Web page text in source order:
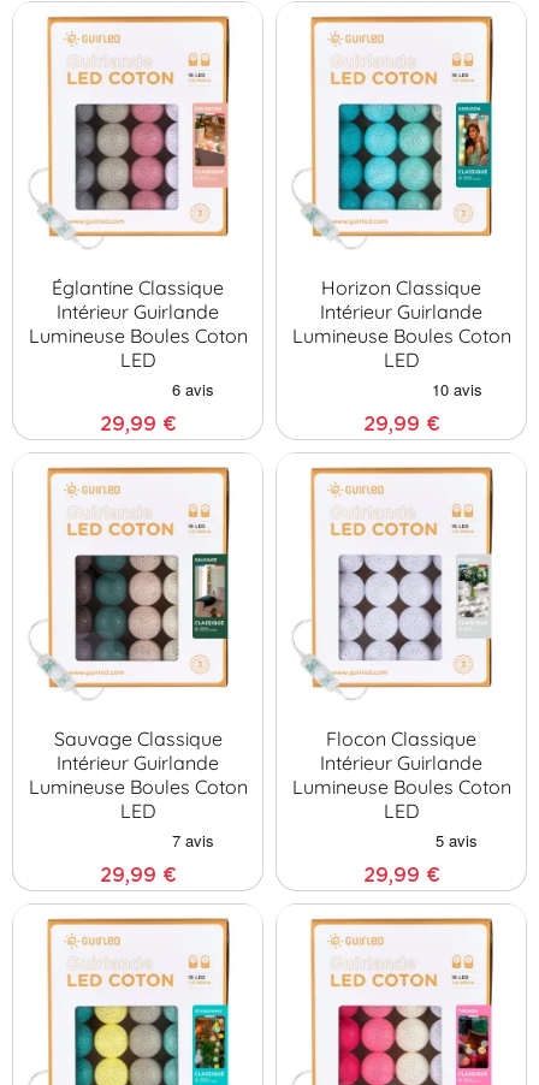
Églantine Classique
Intérieur Guirlande
Lumineuse Boules Coton
LED
29,99 €
Horizon Classique
Intérieur Guirlande
Lumineuse Boules Coton
LED
29,99 €
Sauvage Classique
Intérieur Guirlande
Lumineuse Boules Coton
LED
29,99 €
Flocon Classique
Intérieur Guirlande
Lumineuse Boules Coton
LED
29,99 €